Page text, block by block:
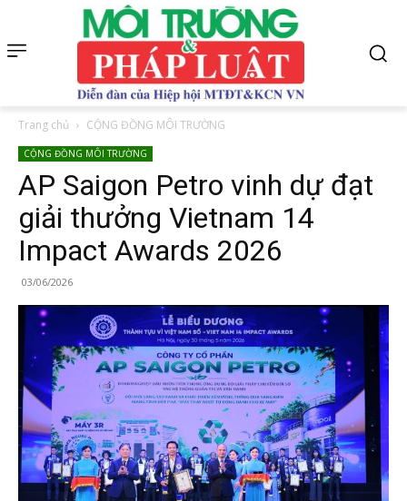
Trang chủ CỘNG ĐỒNG MÔI TRƯỜNG
CỘNG ĐỒNG MÔI TRƯỜNG
AP Saigon Petro vinh dự đạt
giải thưởng Vietnam 14
Impact Awards 2026
03/06/2026